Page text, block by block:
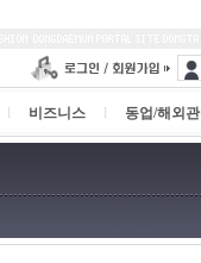
비즈니스 동업/해외관